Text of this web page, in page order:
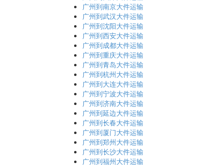
广州到南京大件运输
广州到武汉大件运输
广州到沈阳大件运输
广州到西安大件运输
广州到成都大件运输
广州到重庆大件运输
广州到青岛大件运输
广州到杭州大件运输
广州到大连大件运输
广州到宁波大件运输
广州到济南大件运输
广州到延边大件运输
广州到长春大件运输
广州到厦门大件运输
广州到郑州大件运输
广州到长沙大件运输
广州到福州大件运输